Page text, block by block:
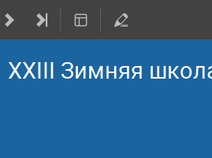
XXIII Зимняя